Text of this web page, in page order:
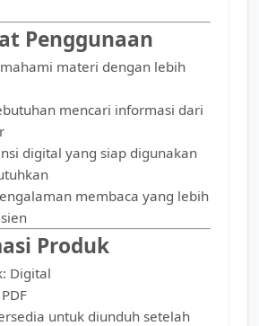
Penggunaan
materi dengan lebih
mencari informasi dari
digital yang siap digunakan
membaca yang lebih
Produk
Digital
untuk diunduh setelah